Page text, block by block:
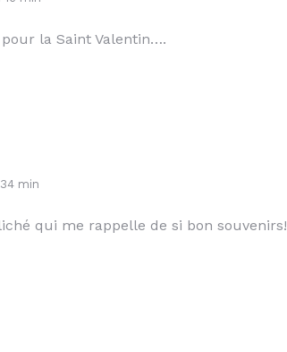
la Saint Valentin….
min
qui me rappelle de si bon souvenirs!